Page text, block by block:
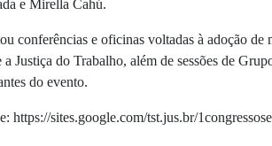
e Mirella Cahú.
conferências e oficinas voltadas à adoção
a Justiça do Trabalho, além de sessões de
do evento.
https://sites.google.com/tst.jus.br/